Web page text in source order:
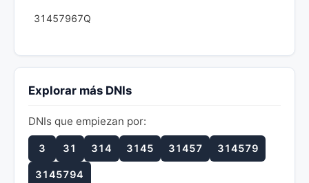
31457967Q
Explorar más DNIs
DNIs que empiezan por:
3 31 314 3145 31457 314579
3145794